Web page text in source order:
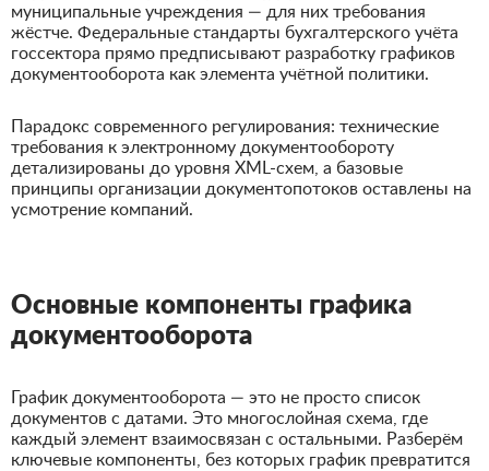
муниципальные учреждения — для них требования
жёстче. Федеральные стандарты бухгалтерского учёта
госсектора прямо предписывают разработку графиков
документооборота как элемента учётной политики.
Парадокс современного регулирования: технические
требования к электронному документообороту
детализированы до уровня XML-схем, а базовые
принципы организации документопотоков оставлены на
усмотрение компаний.
Основные компоненты графика
документооборота
График документооборота — это не просто список
документов с датами. Это многослойная схема, где
каждый элемент взаимосвязан с остальными. Разберём
ключевые компоненты, без которых график превратится